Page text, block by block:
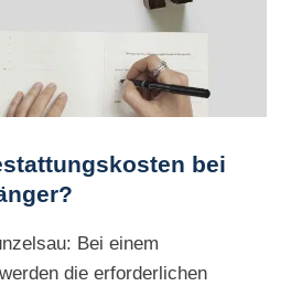
bei
Bei einem
die erforderlichen